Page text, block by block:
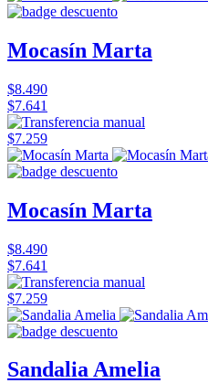
Mocasín Marta
$8.490
$7.641
$7.259
Mocasín Marta
$8.490
$7.641
$7.259
Sandalia Amelia